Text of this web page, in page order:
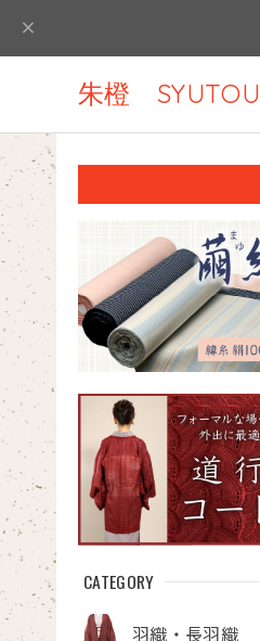
朱橙 SYUTOU
CATEGORY
羽織・長羽織